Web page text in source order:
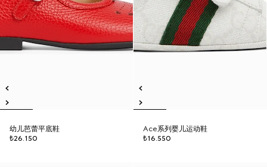
幼儿芭蕾平底鞋
₺26.150
Ace系列婴儿运动鞋
₺16.550